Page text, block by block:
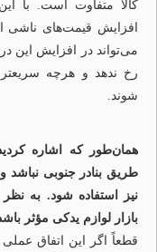
کالا متفاوت است. با
افزایش قیمت‌های ناشی از
می‌تواند در افزایش این
رخ ندهد و هرچه
شوند.
همان‌طور که اشاره
طریق بنادر جنوبی نباشد
نیز استفاده شود. به
بازار لوازم یدکی مؤثر
قطعاً اگر این اتفاق